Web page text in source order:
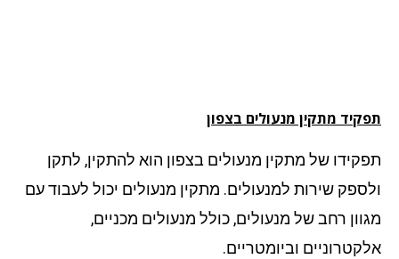
מתקין מנעוליםבצפון
של מתקין מנעולים בצפון הוא להתקין, לתקן
שירות למנעולים. מתקין מנעולים יכול לעבוד עם
רחב של מנעולים, כולל מנעולים מכניים,
וביומטריים.